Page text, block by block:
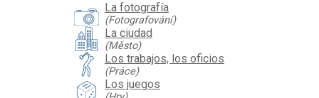
La fotografía
(Fotografování)
La ciudad
(Město)
Los trabajos, los oficios
(Práce)
Los juegos